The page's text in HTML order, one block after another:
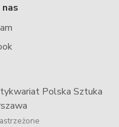
nas
Polska Sztuka